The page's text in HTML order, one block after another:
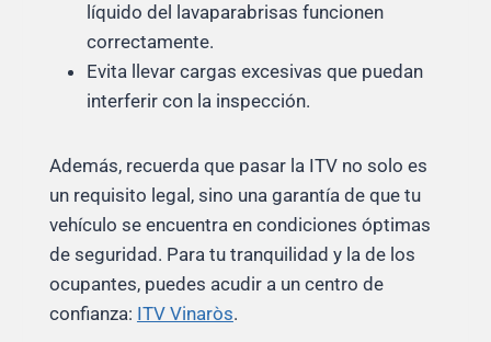
líquido del lavaparabrisas funcionen
correctamente.
Evita llevar cargas excesivas que puedan
interferir con la inspección.
Además, recuerda que pasar la ITV no solo es
un requisito legal, sino una garantía de que tu
vehículo se encuentra en condiciones óptimas
de seguridad. Para tu tranquilidad y la de los
ocupantes, puedes acudir a un centro de
confianza: ITV Vinaròs.